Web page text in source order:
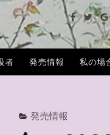
者 発売情報 私の場
発売情報